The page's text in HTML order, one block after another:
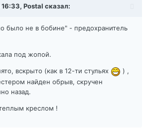
Postal сказал:
было не в бобине" - предохранитель
под жопой.
вскрыто (как в 12-ти стульях
) ,
найден обрыв, скручен
назад.
креслом !